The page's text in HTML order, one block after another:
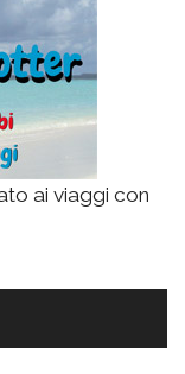
ai viaggi con